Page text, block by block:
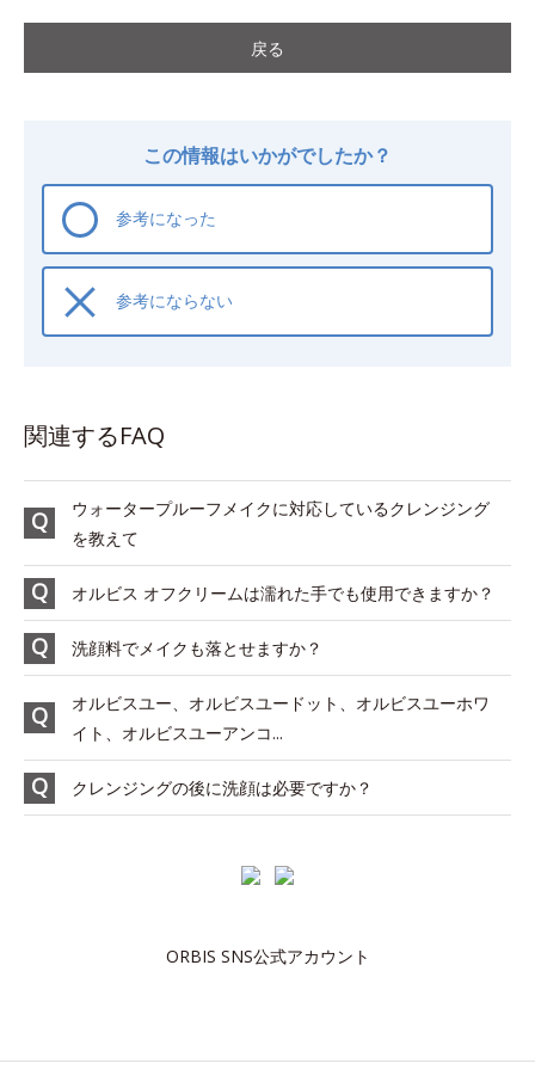
戻る
この情報はいかがでしたか？
参考になった
参考にならない
関連するFAQ
ウォータープルーフメイクに対応しているクレンジング
を教えて
オルビス オフクリームは濡れた手でも使用できますか？
洗顔料でメイクも落とせますか？
オルビスユー、オルビスユードット、オルビスユーホワ
イト、オルビスユーアンコ...
クレンジングの後に洗顔は必要ですか？
ORBIS SNS公式アカウント